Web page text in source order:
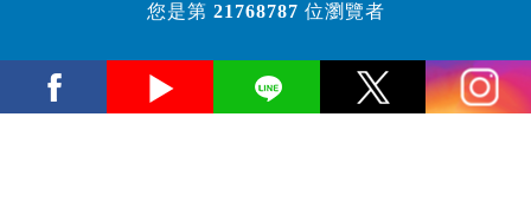
您是第 21768787 位瀏覽者